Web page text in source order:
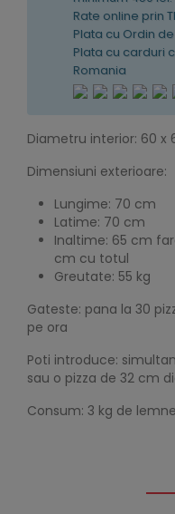
Rate online prin
Plata cu Ordin
Plata cu carduri
Romania
Diametru interior: 60 x
Dimensiuni exterioare:
Lungime: 70 cm
Latime: 70 cm
Inaltime: 65 cm
cm cu totul
Greutate: 55 kg
Gateste: pana la 30
pe ora
Poti introduce:
sau o pizza de 32 cm
Consum: 3 kg de